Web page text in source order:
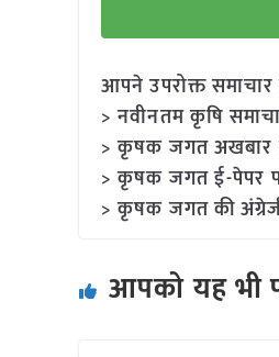
आपने उपरोक्त
> नवीनतम कृषि
> कृषक जगत अखबार
> कृषक जगत ई-पेपर
> कृषक जगत की
आपको यह